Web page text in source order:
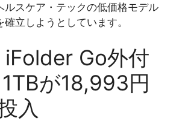
ルスケア・テックの低価格モデル
確立しようとしています。
iFolder Go外付
が18,993円
入